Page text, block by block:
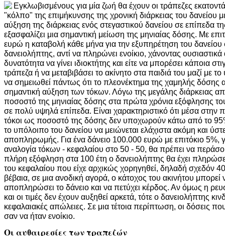
Εγκλωβισμένους για μία ζωή θα έχουν οι τράπεζες
"κόλπο" της επιμήκυνσης της χρονική διάρκειας του δανείου
αύξηση της διάρκειας ενός στεγαστικού δανείου σε επίπεδα
εξασφαλίζει μια σημαντική μείωση της μηνιαίας δόσης. Με
ευρώ η καταβολή κάθε μήνα για την εξυπηρέτηση του δανείου
δανειολήπτης, αντί να πληρώνει ενοίκιο, χάνοντας ουσιαστικά
δυνατότητα να γίνει ιδιοκτήτης και είτε να μπορέσει κάποια
τράπεζα ή να μεταβιβάσει το ακίνητο στα παιδιά του μαζί με
να σημειωθεί πάντως ότι το πλεονέκτημα της χαμηλής δόσης
σημαντική αύξηση των τόκων. Λόγω της μεγάλης διάρκειας
ποσοστό της μηνιαίας δόσης στα πρώτα χρόνια εξόφλησης
σε πολύ υψηλά επίπεδα. Είναι χαρακτηριστικό ότι μέσα στην
τόκοι ως ποσοστό της δόσης δεν υποχωρούν κάτω από το
το υπόλοιπο του δανείου να μειώνεται ελάχιστα ακόμη και
αποπληρωμής. Για ένα δάνειο 100.000 ευρώ με επιτόκιο 5%,
αναλογία τόκων - κεφαλαίου στο 50 - 50, θα πρέπει να
πλήρη εξόφληση στα 100 έτη ο δανειολήπτης θα έχει
του κεφαλαίου που είχε αρχικώς χορηγηθεί, δηλαδή σχεδόν
βέβαια, σε μια ανοδική αγορά, ο κάτοχος του ακινήτου μπορεί
αποπληρώσει το δάνειο και να πετύχει κέρδος. Αν όμως η
και οι τιμές δεν έχουν αυξηθεί αρκετά, τότε ο δανειολήπτης
κεφαλαιακές απώλειες. Σε μια τέτοια περίπτωση, οι δόσεις
σαν να ήταν ενοίκιο.
Οι αυθαιρεσίες των τραπεζών